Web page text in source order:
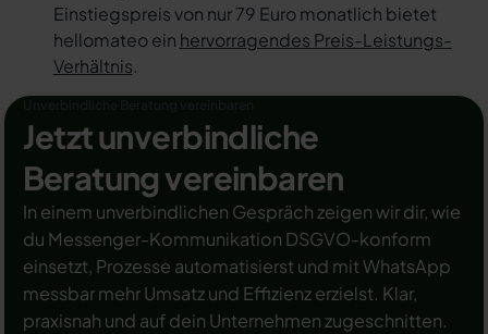
Einstiegspreis von nur 79 Euro monatlich bietet
hellomateo ein hervorragendes Preis-Leistungs-
Verhältnis.
Jetzt unverbindliche
Beratung vereinbaren
In einem unverbindlichen Gespräch zeigen wir dir, wie
du Messenger-Kommunikation DSGVO-konform
einsetzt, Prozesse automatisierst und mit WhatsApp
messbar mehr Umsatz und Effizienz erzielst. Klar,
praxisnah und auf dein Unternehmen zugeschnitten.